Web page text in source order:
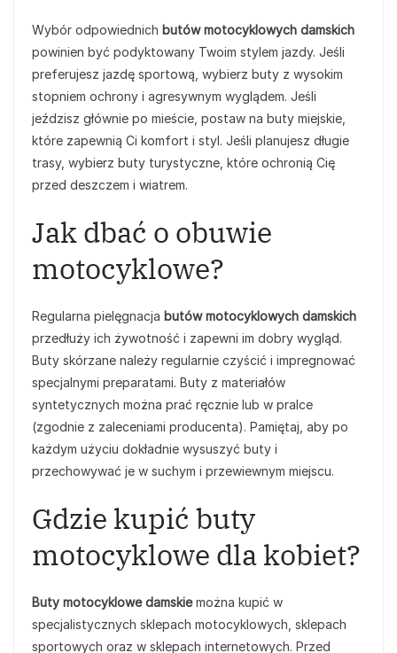
Wybór odpowiednich butów motocyklowych damskich
powinien być podyktowany Twoim stylem jazdy. Jeśli
preferujesz jazdę sportową, wybierz buty z wysokim
stopniem ochrony i agresywnym wyglądem. Jeśli
jeździsz głównie po mieście, postaw na buty miejskie,
które zapewnią Ci komfort i styl. Jeśli planujesz długie
trasy, wybierz buty turystyczne, które ochronią Cię
przed deszczem i wiatrem.
Jak dbać o obuwie
motocyklowe?
Regularna pielęgnacja butów motocyklowych damskich
przedłuży ich żywotność i zapewni im dobry wygląd.
Buty skórzane należy regularnie czyścić i impregnować
specjalnymi preparatami. Buty z materiałów
syntetycznych można prać ręcznie lub w pralce
(zgodnie z zaleceniami producenta). Pamiętaj, aby po
każdym użyciu dokładnie wysuszyć buty i
przechowywać je w suchym i przewiewnym miejscu.
Gdzie kupić buty
motocyklowe dla kobiet?
Buty motocyklowe damskiemożna kupić w
specjalistycznych sklepach motocyklowych, sklepach
sportowych oraz w sklepach internetowych. Przed